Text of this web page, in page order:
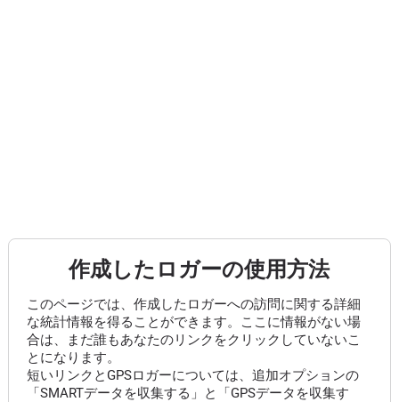
作成したロガーの使用方法
このページでは、作成したロガーへの訪問に関する詳細
な統計情報を得ることができます。ここに情報がない場
合は、まだ誰もあなたのリンクをクリックしていないこ
とになります。
短いリンクとGPSロガーについては、追加オプションの
「SMARTデータを収集する」と「GPSデータを収集す